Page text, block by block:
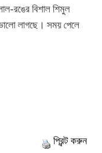
রঙের বিশাল শিমুল
লাগছে। সময় পেলে
প্রিন্ট করুন